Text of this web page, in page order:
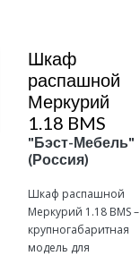
Шкаф
распашной
Меркурий
1.18 BMS
"Бэст-Мебель"
(Россия)
Шкаф распашной
Меркурий 1.18 BMS –
крупногабаритная
модель для